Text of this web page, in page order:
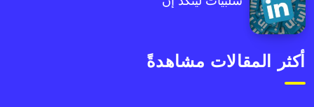
أكثر المقالات مشاهدةً